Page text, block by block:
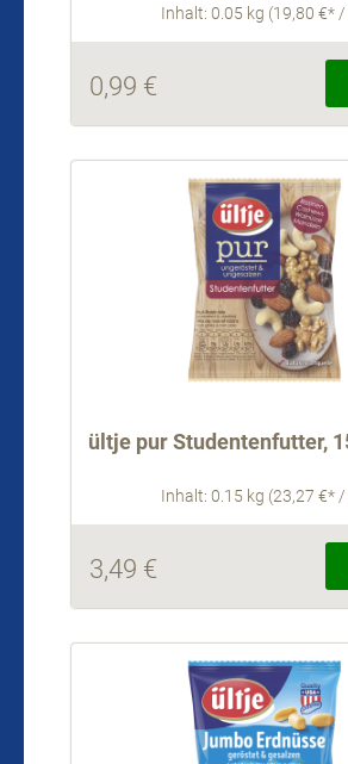
Inhalt: 0.05 kg (19,80
0,99 €
ültje pur Studentenfutter,
Inhalt: 0.15 kg (23,27
3,49 €